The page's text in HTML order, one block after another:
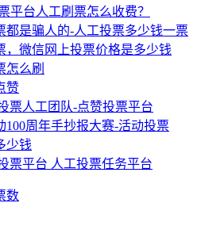
平台人工刷票怎么收费？
都是骗人的-人工投票多少钱一票
，微信网上投票价格是多少钱
怎么刷
赞
票人工团队-点赞投票平台
100周年手抄报大赛-活动投票
少钱
票平台 人工投票任务平台
数